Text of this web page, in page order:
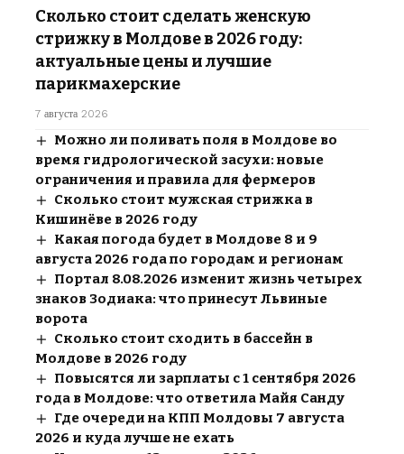
Сколько стоит сделать женскую
стрижку в Молдове в 2026 году:
актуальные цены и лучшие
парикмахерские
7 августа 2026
Можно ли поливать поля в Молдове во
время гидрологической засухи: новые
ограничения и правила для фермеров
Сколько стоит мужская стрижка в
Кишинёве в 2026 году
Какая погода будет в Молдове 8 и 9
августа 2026 года по городам и регионам
Портал 8.08.2026 изменит жизнь четырех
знаков Зодиака: что принесут Львиные
ворота
Сколько стоит сходить в бассейн в
Молдове в 2026 году
Повысятся ли зарплаты с 1 сентября 2026
года в Молдове: что ответила Майя Санду
Где очереди на КПП Молдовы 7 августа
2026 и куда лучше не ехать